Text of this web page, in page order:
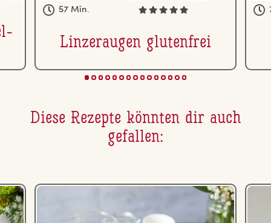
57 Min.
Lin­zer­au­gen glu­ten­frei
Diese Rezepte könnten dir auch
gefallen: